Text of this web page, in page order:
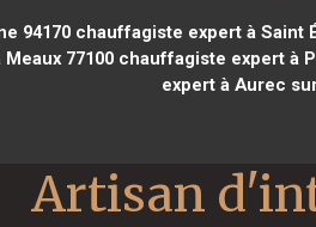
94170chauffagiste expert à Saint
77100chauffagiste expert à
expert à Aurec
Artisan